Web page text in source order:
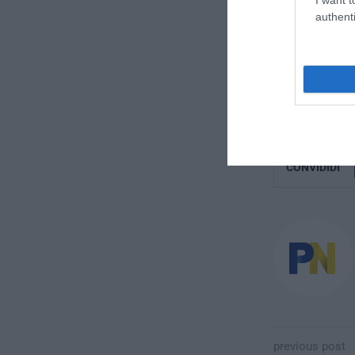
insegne
visivo.
l’armonia tra
CONVIDIDI
previous post